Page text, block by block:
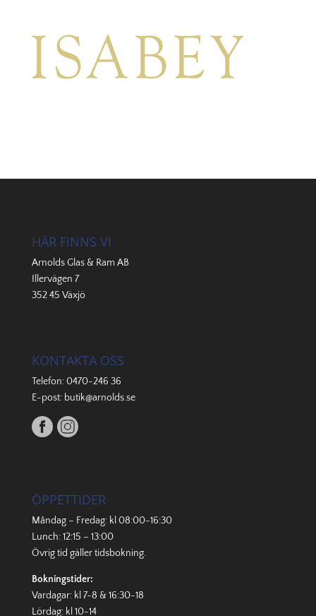
HÄR FINNS VI
Arnolds Glas & Ram AB
Illervägen 7
352 45 Växjö
KONTAKTA OSS
Telefon:0470-246 36
E-post: butik@arnolds.se
ÖPPETTIDER
Måndag – Fredag: kl 08:00-16:30
Lunch: 12:15 – 13:00
Övrig tid gällertidsbokning.
Bokningstider:
Vardagar: kl 7-8 & 16:30-18
Lördag: kl 10-14